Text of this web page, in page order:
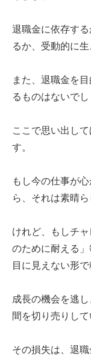
退職金に依存す
るか、受動的に
また、退職金を
るものはないでし
ここで思い出し
す。
もし今の仕事が
ら、それは素晴ら
けれど、もしチ
のために耐える
目に見えない形
成長の機会を逃
間を切り売りして
その損失は、退職